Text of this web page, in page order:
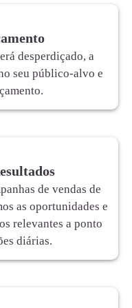
desperdiçado, a
seu público-alvo e
de vendas de
as oportunidades e
relevantes a ponto
diárias.